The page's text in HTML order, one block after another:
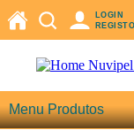
LOGIN
REGISTO
Menu Produtos